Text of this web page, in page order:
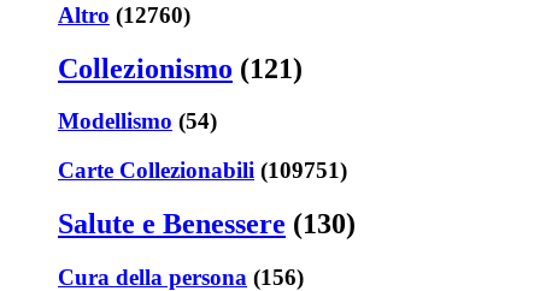
Altro (12760)
Collezionismo (121)
Modellismo (54)
Carte Collezionabili (109751)
Salute e Benessere (130)
Cura della persona (156)